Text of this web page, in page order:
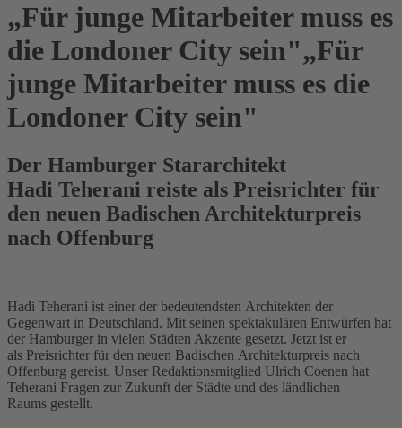
„Für junge Mitarbeiter muss es
die Londoner City sein"„Für
junge Mitarbeiter muss es die
Londoner City sein"
Der Hamburger Stararchitekt
Hadi Teherani reiste als Preisrichter für
den neuen Badischen Architekturpreis
nach Offenburg
Hadi Teherani ist einer der bedeutendsten Architekten der
Gegenwart in Deutschland. Mit seinen spektakulären Entwürfen hat
der Hamburger in vielen Städten Akzente gesetzt. Jetzt ist er
als Preisrichter für den neuen Badischen Architekturpreis nach
Offenburg gereist. Unser Redaktionsmitglied Ulrich Coenen hat
Teherani Fragen zur Zukunft der Städte und des ländlichen
Raums gestellt.